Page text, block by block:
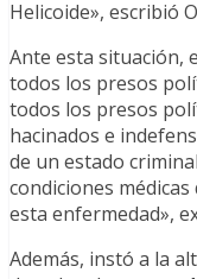
Helicoide», escribió
Ante esta situación,
todos los presos
todos los presos
hacinados e
de un estado
condiciones
esta enfermedad»,
Además, instó a la